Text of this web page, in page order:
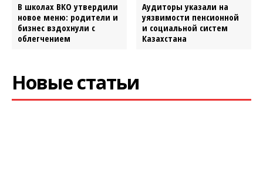
В школах ВКО утвердили
новое меню: родители и
бизнес вздохнули с
облегчением
Аудиторы указали на
уязвимости пенсионной
и социальной систем
Казахстана
Новые статьи